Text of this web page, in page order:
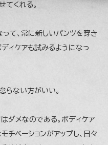
てくれる。
って、常に新しいパンツを穿き
ィケアも試みるようになっ
らない方がいい。
ダメなのである。ボディケア
チベーションがアップし、日々